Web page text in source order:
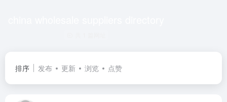
排序 发布 更新 浏览 点赞